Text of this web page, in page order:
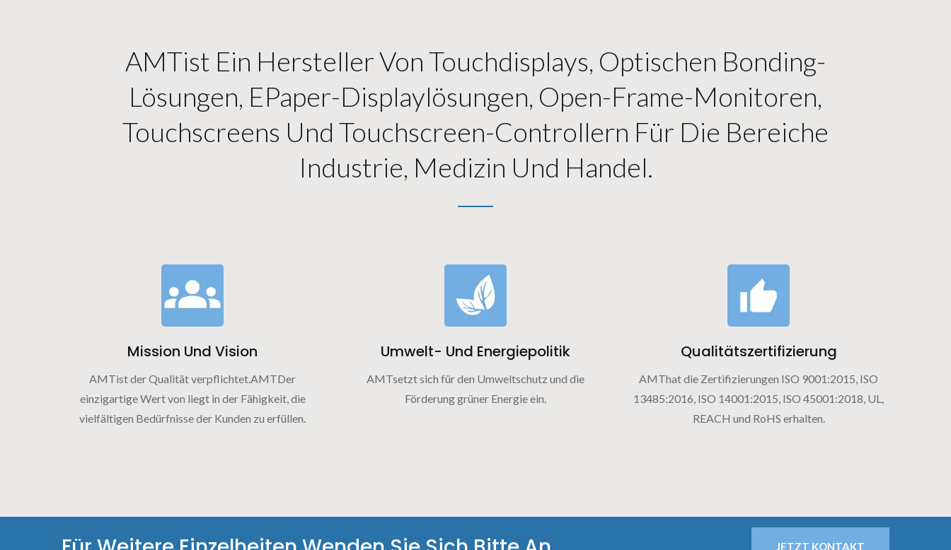
AMTist Ein Hersteller Von Touchdisplays, Optischen Bonding-
Lösungen, EPaper-Displaylösungen, Open-Frame-Monitoren,
Touchscreens Und Touchscreen-Controllern Für Die Bereiche
Industrie, Medizin Und Handel.
Mission Und Vision
AMTist der Qualität verpflichtet.AMTDer
einzigartige Wert von liegt in der Fähigkeit, die
vielfältigen Bedürfnisse der Kunden zu erfüllen.
Umwelt- Und Energiepolitik
AMTsetzt sich für den Umweltschutz und die
Förderung grüner Energie ein.
Qualitätszertifizierung
AMThat die Zertifizierungen ISO 9001:2015, ISO
13485:2016, ISO 14001:2015, ISO 45001:2018, UL,
REACH und RoHS erhalten.
JETZT KONTAKT